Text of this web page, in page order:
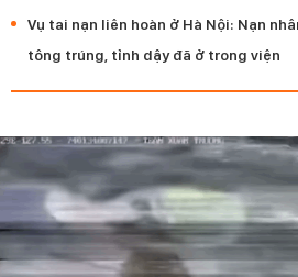
Vụ tai nạn liên hoàn ở Hà Nội: Nạn
tông trúng, tỉnh dậy đã ở trong viện